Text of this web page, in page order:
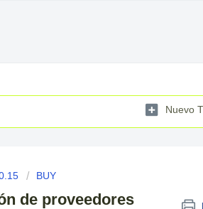
Nuevo
BUY
de proveedores